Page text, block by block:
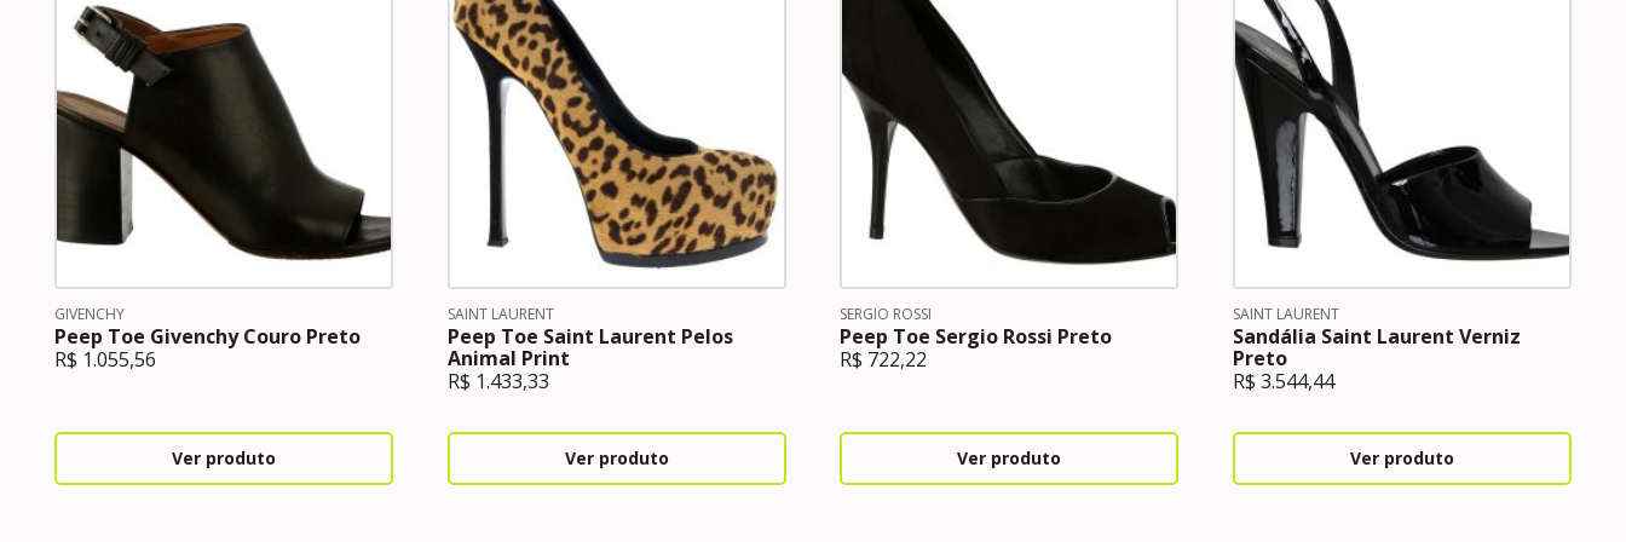
GIVENCHY
Peep Toe Givenchy Couro Preto
R$ 1.055,56
Ver produto
SAINT LAURENT
Peep Toe Saint Laurent Pelos
Animal Print
R$ 1.433,33
Ver produto
SERGIO ROSSI
Peep Toe Sergio Rossi Preto
R$ 722,22
Ver produto
SAINT LAURENT
Sandália Saint Laurent Verniz
Preto
R$ 3.544,44
Ver produto